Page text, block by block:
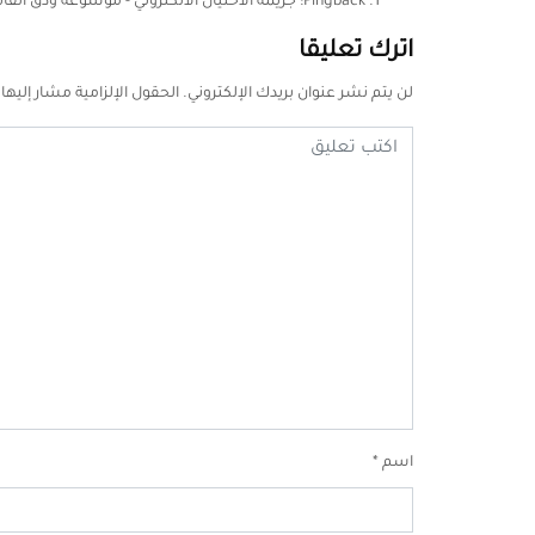
اترك تعليقا
لن يتم نشر عنوان بريدك الإلكتروني. الحقول الإلزامية مشار إليها
اسم *